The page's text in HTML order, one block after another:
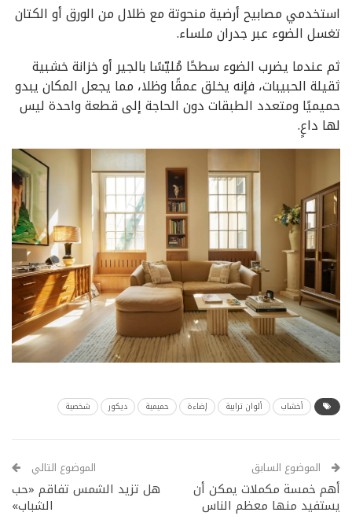
استخدمي مصابيح أرضية منحوتة مع ظلال من الورق أو الكتان
تغسل الضوء عبر جدران ملساء.
ثم عندما يضرب الضوء سطحًا مُليّسًا بالجير أو خزانة خشبية
ثقيلة الحبيبات، فإنه يخلق عمقًا وظلا، مما يجعل المكان يبدو
حميميًا ومتعدد الطبقات دون الحاجة إلى قطعة واحدة ليس
لها داعٍ.
أخشاب ألوان ترابية إضاءة حميمية ديكور شخصية
الموضوع السابق
أهم خمسة مكملات يمكن أن
يستفيد منها معظم الناس
الموضوع التالي
هل تزيد الشمس تفاقم «حب
الشباب»